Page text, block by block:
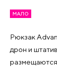
МАЛО
Рюкзак
дрон и